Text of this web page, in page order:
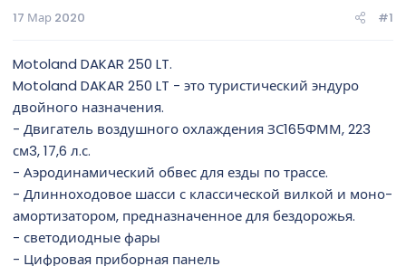
17 Мар 2020
#1
Motoland DAKAR 250 LT.
Motoland DAKAR 250 LT - это туристический эндуро
двойного назначения.
- Двигатель воздушного охлаждения ЗС165ФММ, 223
см3, 17,6 л.с.
- Аэродинамический обвес для езды по трассе.
- Длинноходовое шасси с классической вилкой и моно-
амортизатором, предназначенное для бездорожья.
- светодиодные фары
- Цифровая приборная панель